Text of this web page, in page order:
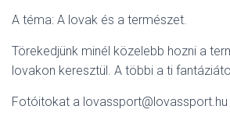
A téma: A lovak és a természet.
Törekedjünk minél közelebb hozni a
lovakon keresztül. A többi a ti
Fotóitokat a lovassport@lovassport.hu